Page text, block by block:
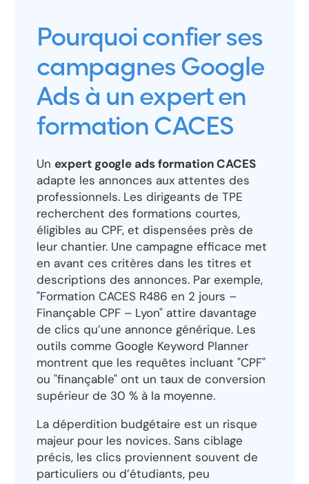
Pourquoi confier ses
campagnes Google
Ads à un expert en
formation CACES
Un expert google ads formation CACES
adapte les annonces aux attentes des
professionnels. Les dirigeants de TPE
recherchent des formations courtes,
éligibles au CPF, et dispensées près de
leur chantier. Une campagne efficace met
en avant ces critères dans les titres et
descriptions des annonces. Par exemple,
"Formation CACES R486 en 2 jours –
Finançable CPF – Lyon" attire davantage
de clics qu’une annonce générique. Les
outils comme Google Keyword Planner
montrent que les requêtes incluant "CPF"
ou "finançable" ont un taux de conversion
supérieur de 30 % à la moyenne.
La déperdition budgétaire est un risque
majeur pour les novices. Sans ciblage
précis, les clics proviennent souvent de
particuliers ou d’étudiants, peu